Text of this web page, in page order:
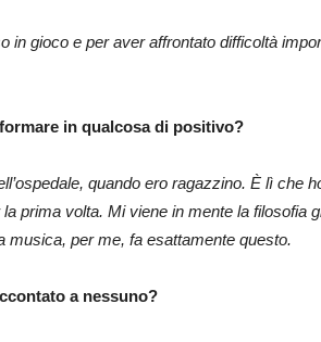
in gioco e per aver affrontato difficoltà
in qualcosa di positivo?
quando ero ragazzino. È lì che
prima volta. Mi viene in mente la filosofia
musica, per me, fa esattamente questo.
a nessuno?